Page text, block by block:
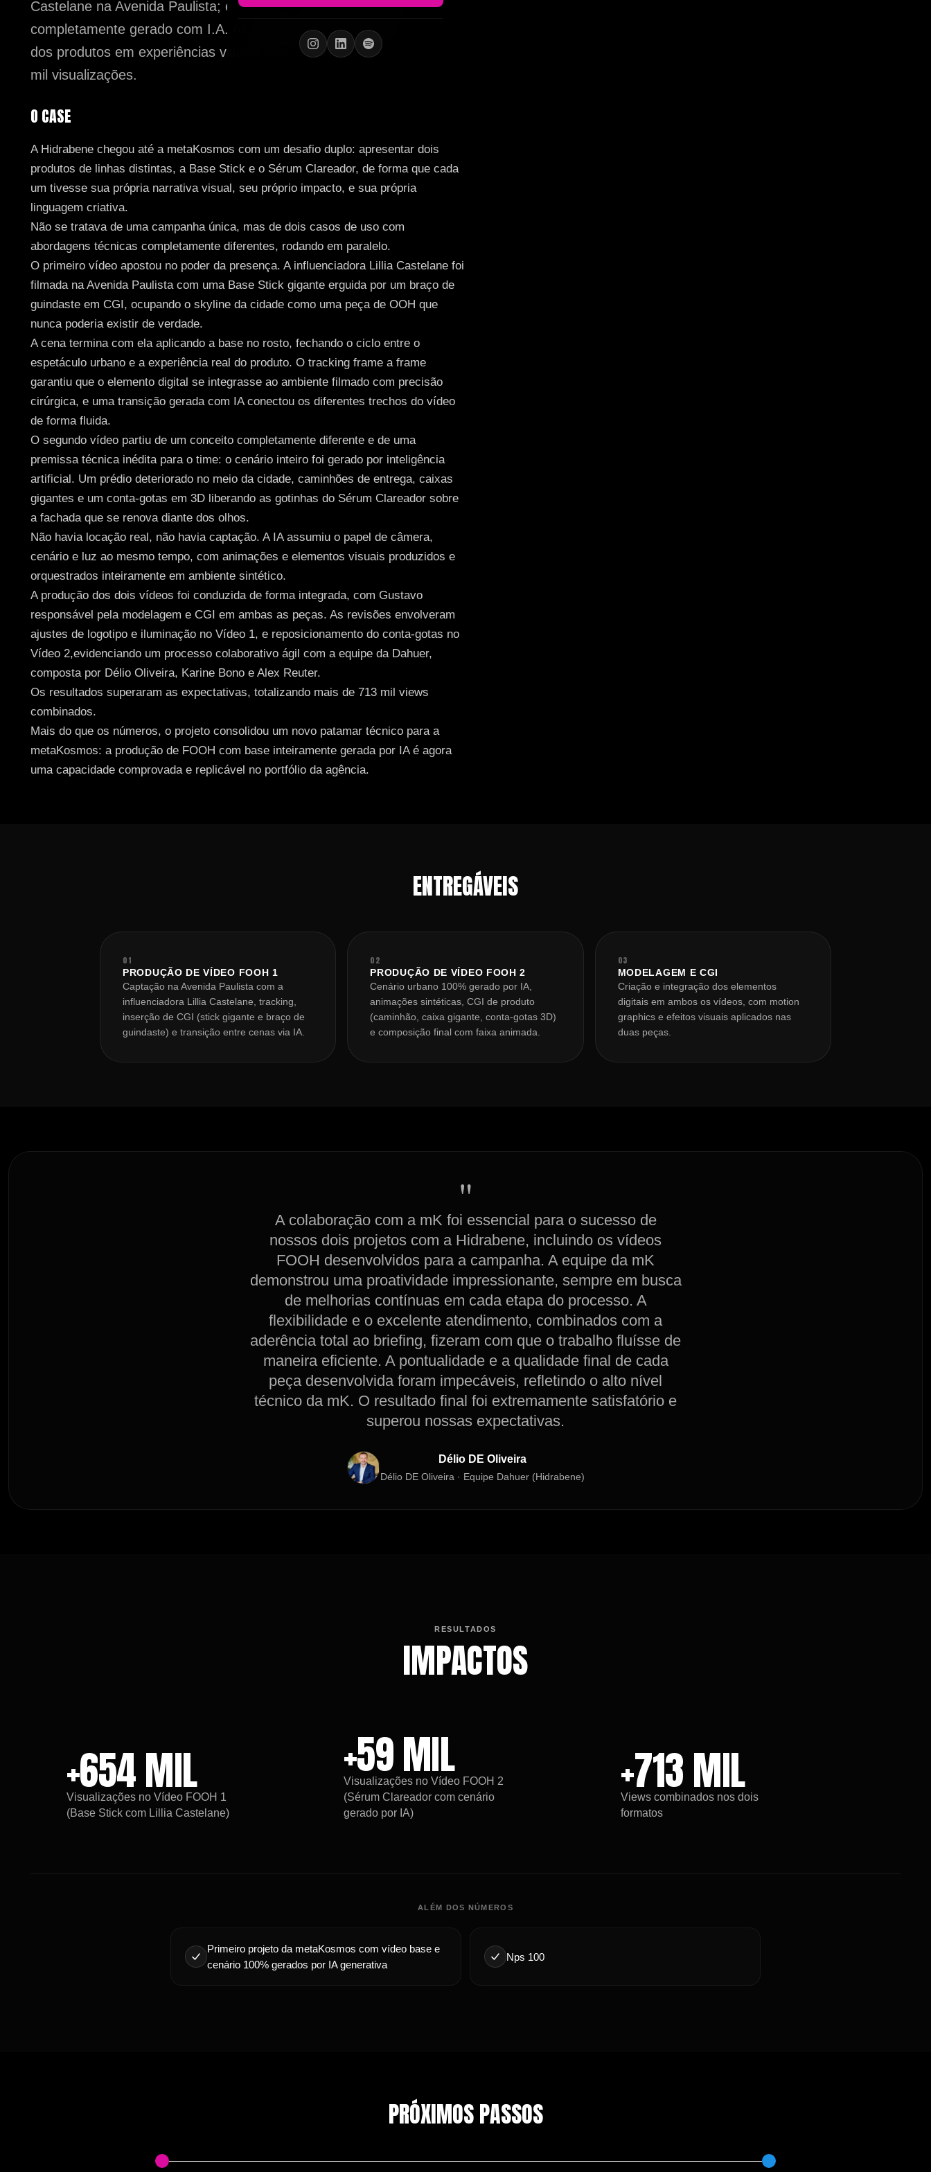
Castelane na Avenida Paulista; e o outro em um cenário urbano
completamente gerado com I.A. As peças traduziram o poder
dos produtos em experiências visuais que ultrapassaram 713
mil visualizações.
O CASE
A Hidrabene chegou até a metaKosmos com um desafio duplo: apresentar dois
produtos de linhas distintas, a Base Stick e o Sérum Clareador, de forma que cada
um tivesse sua própria narrativa visual, seu próprio impacto, e sua própria
linguagem criativa.
Não se tratava de uma campanha única, mas de dois casos de uso com
abordagens técnicas completamente diferentes, rodando em paralelo.
O primeiro vídeo apostou no poder da presença. A influenciadora Lillia Castelane foi
filmada na Avenida Paulista com uma Base Stick gigante erguida por um braço de
guindaste em CGI, ocupando o skyline da cidade como uma peça de OOH que
nunca poderia existir de verdade.
A cena termina com ela aplicando a base no rosto, fechando o ciclo entre o
espetáculo urbano e a experiência real do produto. O tracking frame a frame
garantiu que o elemento digital se integrasse ao ambiente filmado com precisão
cirúrgica, e uma transição gerada com IA conectou os diferentes trechos do vídeo
de forma fluida.
O segundo vídeo partiu de um conceito completamente diferente e de uma
premissa técnica inédita para o time: o cenário inteiro foi gerado por inteligência
artificial. Um prédio deteriorado no meio da cidade, caminhões de entrega, caixas
gigantes e um conta-gotas em 3D liberando as gotinhas do Sérum Clareador sobre
a fachada que se renova diante dos olhos.
Não havia locação real, não havia captação. A IA assumiu o papel de câmera,
cenário e luz ao mesmo tempo, com animações e elementos visuais produzidos e
orquestrados inteiramente em ambiente sintético.
A produção dos dois vídeos foi conduzida de forma integrada, com Gustavo
responsável pela modelagem e CGI em ambas as peças. As revisões envolveram
ajustes de logotipo e iluminação no Vídeo 1, e reposicionamento do conta-gotas no
Vídeo 2,evidenciando um processo colaborativo ágil com a equipe da Dahuer,
composta por Délio Oliveira, Karine Bono e Alex Reuter.
Os resultados superaram as expectativas, totalizando mais de 713 mil views
combinados.
Mais do que os números, o projeto consolidou um novo patamar técnico para a
metaKosmos: a produção de FOOH com base inteiramente gerada por IA é agora
uma capacidade comprovada e replicável no portfólio da agência.
ENTREGÁVEIS
01
PRODUÇÃO DE VÍDEO FOOH 1
Captação na Avenida Paulista com a
influenciadora Lillia Castelane, tracking,
inserção de CGI (stick gigante e braço de
guindaste) e transição entre cenas via IA.
02
PRODUÇÃO DE VÍDEO FOOH 2
Cenário urbano 100% gerado por IA,
animações sintéticas, CGI de produto
(caminhão, caixa gigante, conta-gotas 3D)
e composição final com faixa animada.
03
MODELAGEM E CGI
Criação e integração dos elementos
digitais em ambos os vídeos, com motion
graphics e efeitos visuais aplicados nas
duas peças.
"
A colaboração com a mK foi essencial para o sucesso de
nossos dois projetos com a Hidrabene, incluindo os vídeos
FOOH desenvolvidos para a campanha. A equipe da mK
demonstrou uma proatividade impressionante, sempre em busca
de melhorias contínuas em cada etapa do processo. A
flexibilidade e o excelente atendimento, combinados com a
aderência total ao briefing, fizeram com que o trabalho fluísse de
maneira eficiente. A pontualidade e a qualidade final de cada
peça desenvolvida foram impecáveis, refletindo o alto nível
técnico da mK. O resultado final foi extremamente satisfatório e
superou nossas expectativas.
Délio DE Oliveira
Délio DE Oliveira · Equipe Dahuer (Hidrabene)
RESULTADOS
IMPACTOS
+654 MIL
Visualizações no Vídeo FOOH 1
(Base Stick com Lillia Castelane)
+59 MIL
Visualizações no Vídeo FOOH 2
(Sérum Clareador com cenário
gerado por IA)
+713 MIL
Views combinados nos dois
formatos
ALÉM DOS NÚMEROS
Primeiro projeto da metaKosmos com vídeo base e
cenário 100% gerados por IA generativa
Nps 100
PRÓXIMOS PASSOS